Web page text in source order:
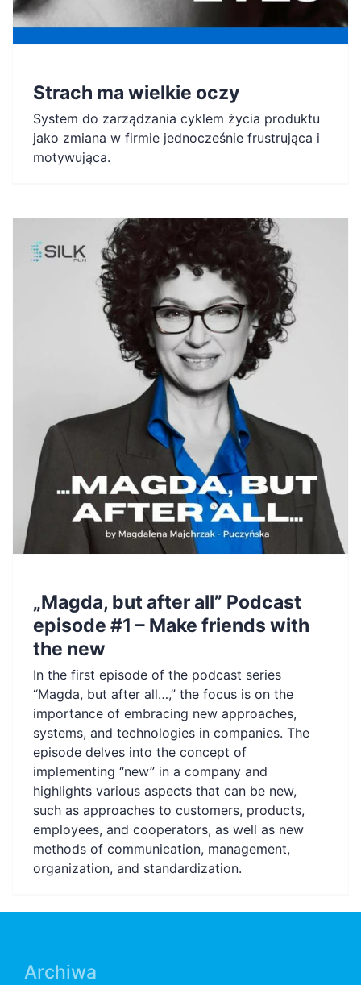
PL
Strach ma wielkie oczy
System do zarządzania cyklem życia produktu
jako zmiana w firmie jednocześnie frustrująca i
motywująca.
„Magda, but after all” Podcast
episode #1 – Make friends with
the new
In the first episode of the podcast series
“Magda, but after all…,” the focus is on the
importance of embracing new approaches,
systems, and technologies in companies. The
episode delves into the concept of
implementing “new” in a company and
highlights various aspects that can be new,
such as approaches to customers, products,
employees, and cooperators, as well as new
methods of communication, management,
organization, and standardization.
Archiwa